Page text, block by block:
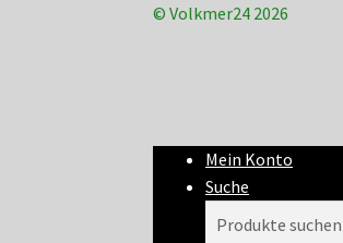
© Volkmer24 2026
Mein Konto
Suche